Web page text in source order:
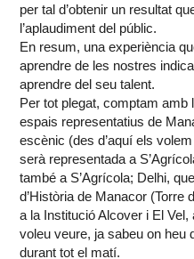
per tal d’obtenir un resultat
l’aplaudiment del públic.
En resum, una experiència
aprendre de les nostres
aprendre del seu talent.
Per tot plegat, comptam amb
espais representatius de
escènic (des d’aquí els
serà representada a
també a S’Agrícola; Delhi,
d’Història de Manacor (Torre
a la Institució Alcover i El Vel,
voleu veure, ja sabeu on heu
durant tot el matí.